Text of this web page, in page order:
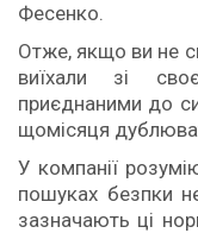
Фесенко.
Отже, якщо ви не
виїхали зі
приєднаними до
щомісяця
У компанії
пошуках безпки
зазначають ці